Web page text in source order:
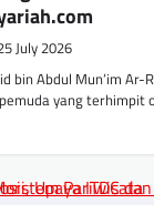
July 2026
bin Abdul Mun’im Ar-
yang terhimpit